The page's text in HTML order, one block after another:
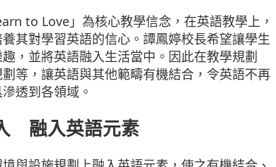
to Love」為核心教學信念，在英語教學上，
其對學習英語的信心。譚鳳婷校長希望讓學生
，並將英語融入生活當中。因此在教學規劃
等，讓英語與其他範疇有機結合，令英語不再
透到各領域。
融入英語元素